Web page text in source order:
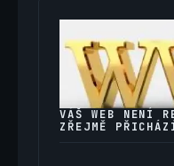
VÁŠ WEB NENÍ
ZŘEJMĚ